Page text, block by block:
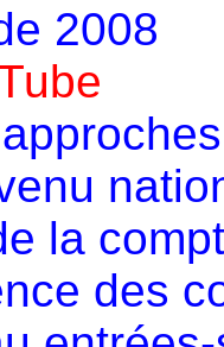
2008
la
des